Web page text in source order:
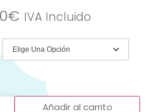
€ IVA Incluido
Añadir al carrito